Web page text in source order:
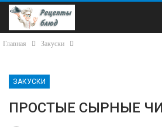
Главная Закуски
ЗАКУСКИ
ПРОСТЫЕ СЫРНЫЕ